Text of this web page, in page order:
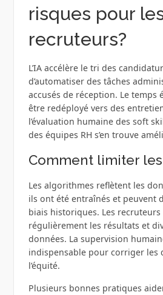
risques pour
recruteurs?
L’IA accélère le tri des
d’automatiser des tâches
accusés de réception. Le temps
être redéployé vers des
l’évaluation humaine des soft
des équipes RH s’en trouve
Comment limiter
Les algorithmes reflètent les
ils ont été entraînés et peuvent
biais historiques. Les
régulièrement les résultats et
données. La supervision
indispensable pour corriger les
l’équité.
Plusieurs bonnes pratiques